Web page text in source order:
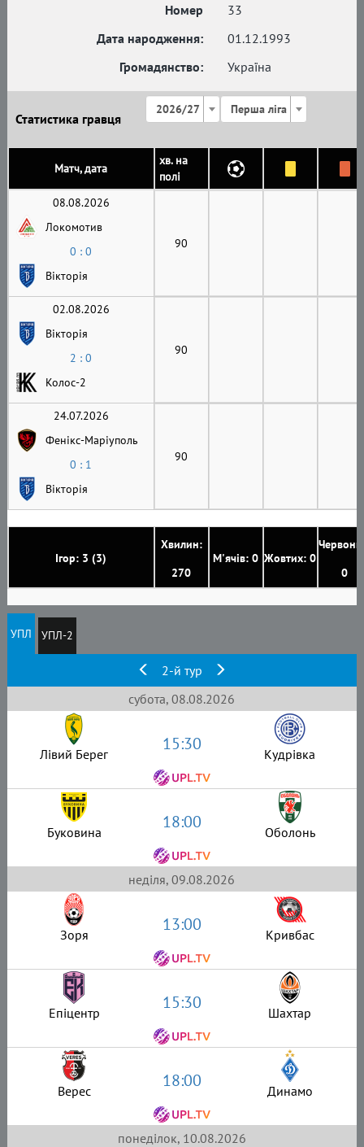
Номер
33
Дата народження:
01.12.1993
Громадянство:
Україна
Статистика гравця
2026/27 Перша ліга
Матч, дата
хв. на
полі
Ігор: 3 (3)
Хвилин:
270
М'ячів: 0 Жовтих: 0
0
08.08.2026
Локомотив
0 : 0
Вікторія
90
02.08.2026
Вікторія
2 : 0
Колос-2
90
24.07.2026
Фенікс-Маріуполь
0 : 1
Вікторія
90
УПЛ УПЛ-2
2-й тур
субота, 08.08.2026
Лівий Берег 15:30 Кудрівка
Буковина 18:00 Оболонь
неділя, 09.08.2026
Зоря 13:00 Кривбас
Епіцентр 15:30 Шахтар
Верес 18:00 Динамо
понеділок, 10.08.2026